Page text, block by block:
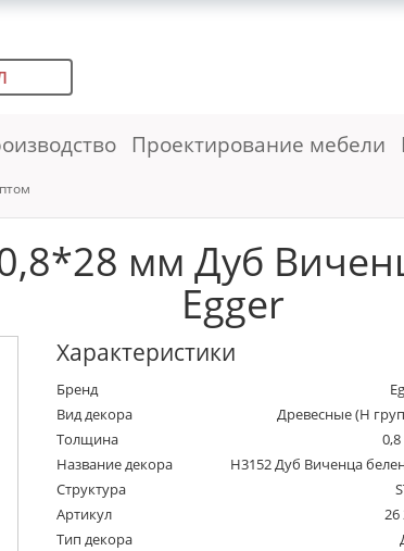
Проектирование мебели
мм Дуб
Egger
Характеристики
Бренд
Вид декора
Древесные (Н
Толщина
Название декора
H3152 Дуб Виченца
Структура
Артикул
26
Тип декора